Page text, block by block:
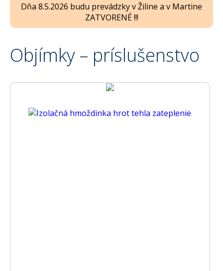
Dňa 8.5.2026 budu prevádzky v Žiline a v Martine
ZATVORENÉ !!!
Objímky – príslušenstvo